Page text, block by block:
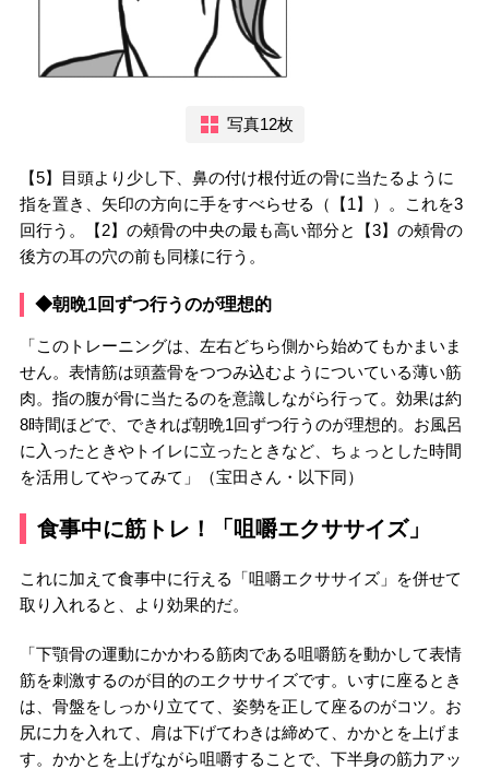
写真12枚
【5】目頭より少し下、鼻の付け根付近の骨に当たるように
指を置き、矢印の方向に手をすべらせる（【1】）。これを3
回行う。【2】の頰骨の中央の最も高い部分と【3】の頰骨の
後方の耳の穴の前も同様に行う。
◆朝晩1回ずつ行うのが理想的
「このトレーニングは、左右どちら側から始めてもかまいま
せん。表情筋は頭蓋骨をつつみ込むようについている薄い筋
肉。指の腹が骨に当たるのを意識しながら行って。効果は約
8時間ほどで、できれば朝晩1回ずつ行うのが理想的。お風呂
に入ったときやトイレに立ったときなど、ちょっとした時間
を活用してやってみて」（宝田さん・以下同）
食事中に筋トレ！「咀嚼エクササイズ」
これに加えて食事中に行える「咀嚼エクササイズ」を併せて
取り入れると、より効果的だ。
「下顎骨の運動にかかわる筋肉である咀嚼筋を動かして表情
筋を刺激するのが目的のエクササイズです。いすに座るとき
は、骨盤をしっかり立てて、姿勢を正して座るのがコツ。お
尻に力を入れて、肩は下げてわきは締めて、かかとを上げま
す。かかとを上げながら咀嚼することで、下半身の筋力アッ